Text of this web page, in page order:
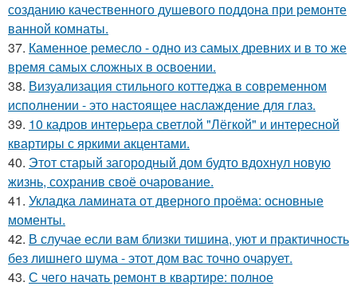
созданию качественного душевого поддона при ремонте
ванной комнаты.
37. Каменное ремесло - одно из самых древних и в то же
время самых сложных в освоении.
38. Визуализация стильного коттеджа в современном
исполнении - это настоящее наслаждение для глаз.
39. 10 кадров интерьера светлой "Лёгкой" и интересной
квартиры с яркими акцентами.
40. Этот старый загородный дом будто вдохнул новую
жизнь, сохранив своё очарование.
41. Укладка ламината от дверного проёма: основные
моменты.
42. В случае если вам близки тишина, уют и практичность
без лишнего шума - этот дом вас точно очарует.
43. С чего начать ремонт в квартире: полное